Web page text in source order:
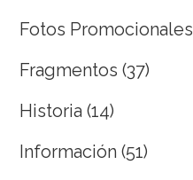
Fotos Promocionales
Fragmentos (37)
Historia (14)
Información (51)